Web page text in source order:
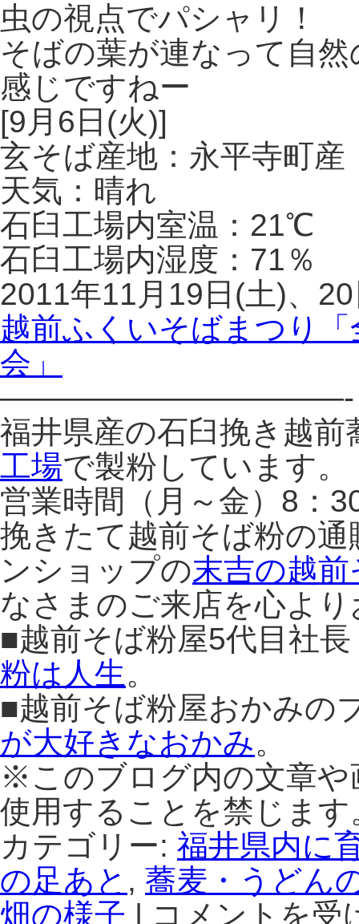
虫の視点でパシャリ！
そばの葉が連なって自
感じですねー
[9月6日(火)]
玄そば産地：永平寺町産
天気：晴れ
石臼工場内室温：21℃
石臼工場内湿度：71％
2011年11月19日(土)、
越前ふくいそばまつり
会」
———————————-
福井県産の石臼挽き越前
工場で製粉しています。
営業時間（月～金）8：
挽きたて越前そば粉の
ンショップの末吉の越
なさまのご来店を心よ
■越前そば粉屋5代目社
粉は人生。
■越前そば粉屋おかみの
が大好きなおかみ。
※このブログ内の文章や
使用することを禁じます
カテゴリー: 福井県内に
の足あと , 蕎麦・うどん
畑の様子 |
森
コメントを受